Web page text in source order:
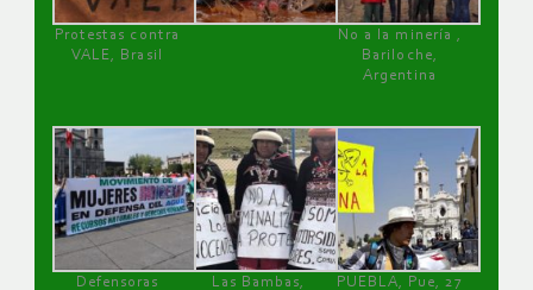
Protestas contra
VALE, Brasil
No a la minería ,
Bariloche,
Argentina
Defensoras
Las Bambas,
PUEBLA, Pue, 27